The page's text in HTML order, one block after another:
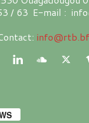
/ 63 E-mail :
info@rtb.bf